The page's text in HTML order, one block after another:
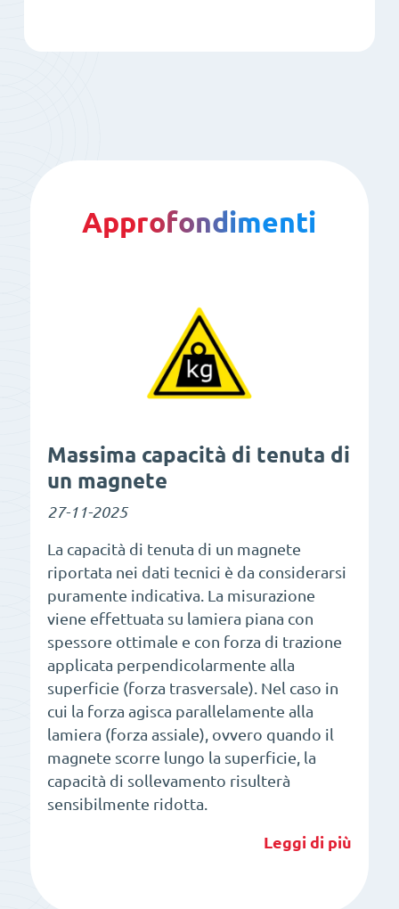
Approfondimenti
Massima capacità di tenuta di
un magnete
27-11-2025
La capacità di tenuta di un magnete
riportata nei dati tecnici è da considerarsi
puramente indicativa. La misurazione
viene effettuata su lamiera piana con
spessore ottimale e con forza di trazione
applicata perpendicolarmente alla
superficie (forza trasversale). Nel caso in
cui la forza agisca parallelamente alla
lamiera (forza assiale), ovvero quando il
magnete scorre lungo la superficie, la
capacità di sollevamento risulterà
sensibilmente ridotta.
Leggi di più